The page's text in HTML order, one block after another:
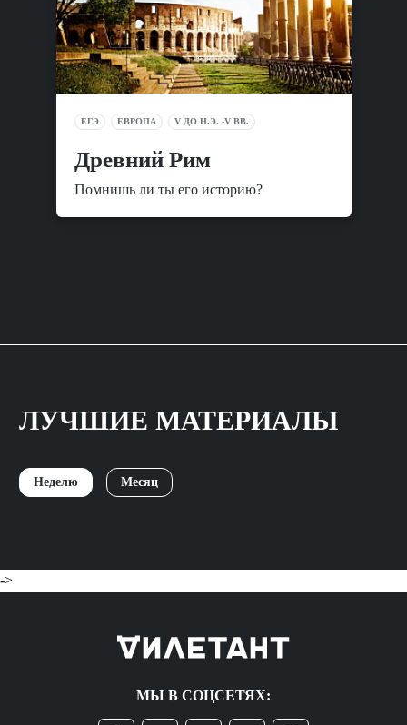
ЕГЭ ЕВРОПА V ДО Н.Э. -V ВВ.
Древний Рим
Помнишь ли ты его историю?
ЛУЧШИЕ МАТЕРИАЛЫ
Неделю Месяц
->
МЫ В СОЦСЕТЯХ: